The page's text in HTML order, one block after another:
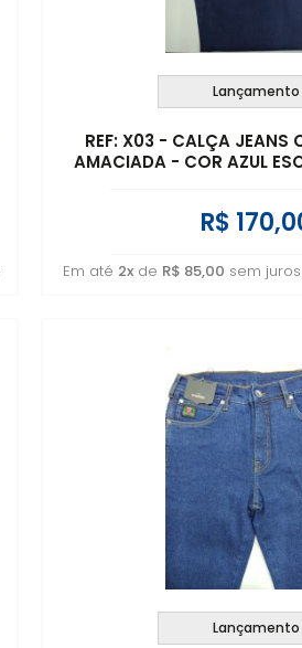
Lançamento
REF: X03 - CALÇA JEANS
AMACIADA - COR AZUL
R$
Em até 2x de R$ 85,00 sem
Lançamento